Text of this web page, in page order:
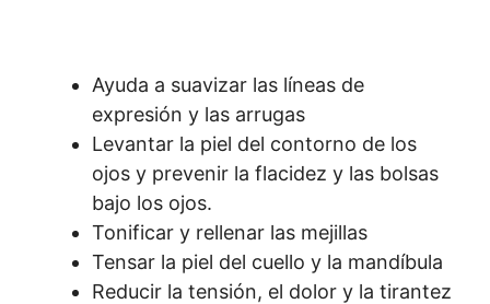
Ayuda a suavizar las líneas de
expresión y las arrugas
Levantar la piel del contorno de los
ojos y prevenir la flacidez y las bolsas
bajo los ojos.
Tonificar y rellenar las mejillas
Tensar la piel del cuello y la mandíbula
Reducir la tensión, el dolor y la tirantez